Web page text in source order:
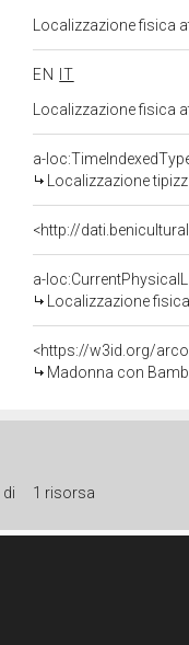
Localizzazione fisica
EN
IT
Localizzazione fisica
a-
Localizzazione
<http://
a-
Localizzazione
<https://w3id.org/
Madonna con
di 1 risorsa